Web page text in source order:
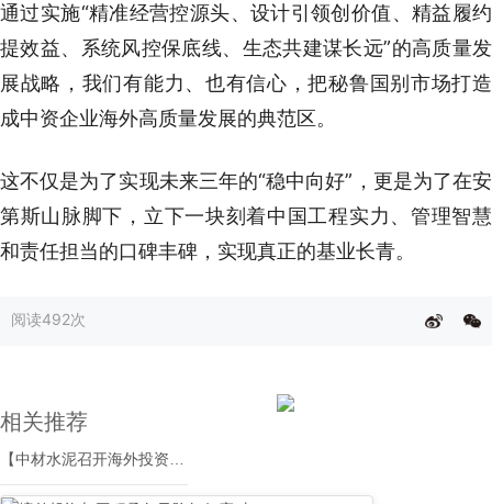
通过实施“精准经营控源头、设计引领创价值、精益履约
提效益、系统风控保底线、生态共建谋长远”的高质量发
展战略，我们有能力、也有信心，把秘鲁国别市场打造
成中资企业海外高质量发展的典范区。
这不仅是为了实现未来三年的“稳中向好”，更是为了在安
第斯山脉脚下，立下一块刻着中国工程实力、管理智慧
和责任担当的口碑丰碑，实现真正的基业长青。
阅读492次
相关推荐